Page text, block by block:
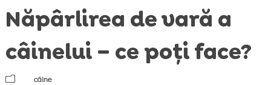
Năpârlirea de vară a
câinelui – ce poți face?
m
câine